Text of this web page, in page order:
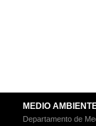
MEDIO
Departamento de